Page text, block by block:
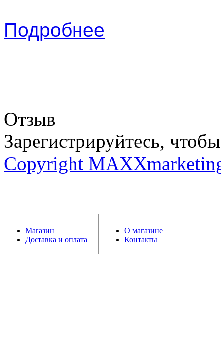
Подробнее
Отзыв
Зарегистрируйтесь,
Copyright
Магазин
Доставка и оплата
О магазине
Контакты